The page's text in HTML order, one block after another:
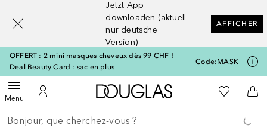
Jetzt App
downloaden (aktuell
nur deutsche
Version)
AFFICHER
OFFERT : 2 mini masques cheveux dès 99 CHF !
Deal Beauty Card : sac en plus
Code:MASK
MenuOuvrir le menuVers Mon Compte
Vers l'accueil Douglas
Vers Ma
Retourner
Exécuter la recherche
[navigation.slideout.screenreader]